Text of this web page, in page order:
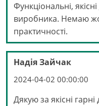
Функціональні,
виробника. Немаю
практичності.
Надія Зайчак
2024-04-02 00:00:00
Дякую за якісні